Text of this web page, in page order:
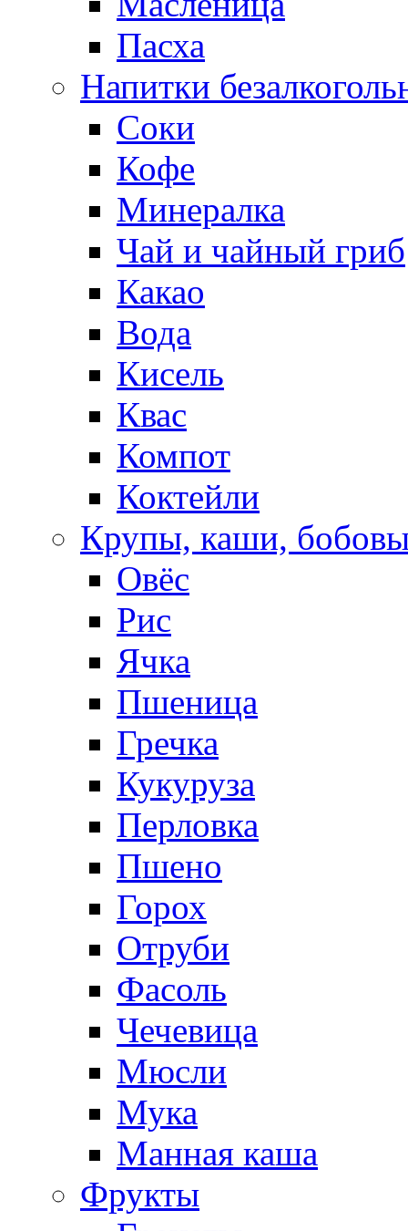
Пасха
Напитки
Соки
Кофе
Минералка
Чай и чайный гриб
Какао
Вода
Кисель
Квас
Компот
Коктейли
Крупы, каши,
Овёс
Рис
Ячка
Пшеница
Гречка
Кукуруза
Перловка
Пшено
Горох
Отруби
Фасоль
Чечевица
Мюсли
Мука
Манная каша
Фрукты